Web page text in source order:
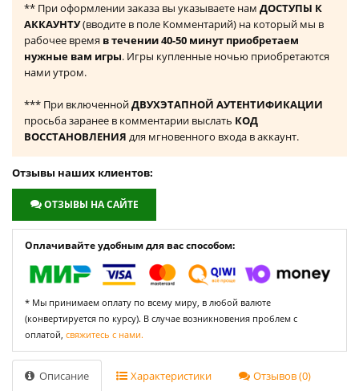
** При оформлении заказа вы указываете нам ДОСТУПЫ К
АККАУНТУ(вводите в поле Комментарий) на который мы в
рабочее время в течении 40-50 минут приобретаем
нужные вам игры. Игры купленные ночью приобретаются
нами утром.
*** При включеннойДВУХЭТАПНОЙ АУТЕНТИФИКАЦИИ
просьба заранее в комментарии выслать КОД
ВОССТАНОВЛЕНИЯ для мгновенного входа в аккаунт.
Отзывы наших клиентов:
ОТЗЫВЫ НА САЙТЕ
Оплачивайте удобным для вас способом:
* Мы принимаем оплату по всему миру, в любой валюте
(конвертируется по курсу). В случае возникновения проблем с
оплатой, свяжитесь с нами.
Описание Характеристики Отзывов (0)